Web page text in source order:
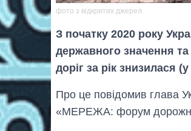
фото з відкритих джерел
З початку 2020 року
державного значення
доріг за рік знизилася
Про це повідомив глава
«МЕРЕЖА: форум